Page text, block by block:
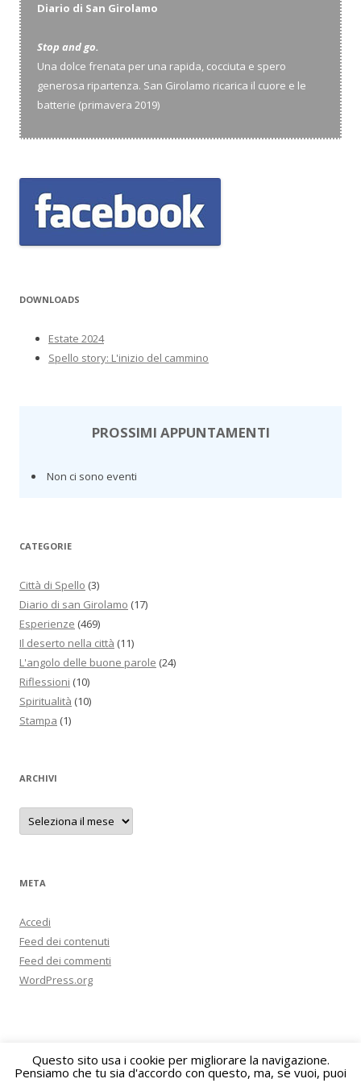
Diario di San Girolamo
Stop and go.
Una dolce frenata per una rapida, cocciuta e spero
generosa ripartenza. San Girolamo ricarica il cuore e le
batterie (primavera 2019)
DOWNLOADS
Estate 2024
Spello story: L'inizio del cammino
PROSSIMI APPUNTAMENTI
Non ci sono eventi
CATEGORIE
Città di Spello (3)
Diario di san Girolamo (17)
Esperienze (469)
Il deserto nella città (11)
L'angolo delle buone parole (24)
Riflessioni (10)
Spiritualità (10)
Stampa (1)
ARCHIVI
Archivi
META
Accedi
Feed dei contenuti
Feed dei commenti
WordPress.org
Proudly powered by WordPress
Questo sito usa i cookie per migliorare la navigazione.
Pensiamo che tu sia d'accordo con questo, ma, se vuoi, puoi